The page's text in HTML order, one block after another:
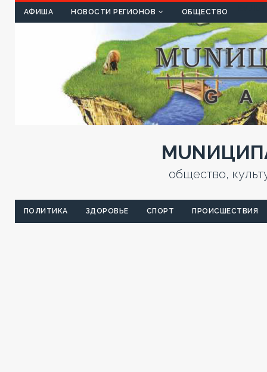
АФИША НОВОСТИ РЕГИОНОВ ОБЩЕСТВО
общество,
ПОЛИТИКА ЗДОРОВЬЕ СПОРТ ПРОИСШЕСТВИЯ